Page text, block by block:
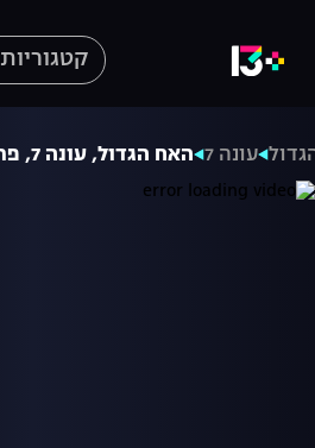
קטגוריות
עונה 7 האח הגדול, עונה 7, פרק 61: הקרב על החסינות!